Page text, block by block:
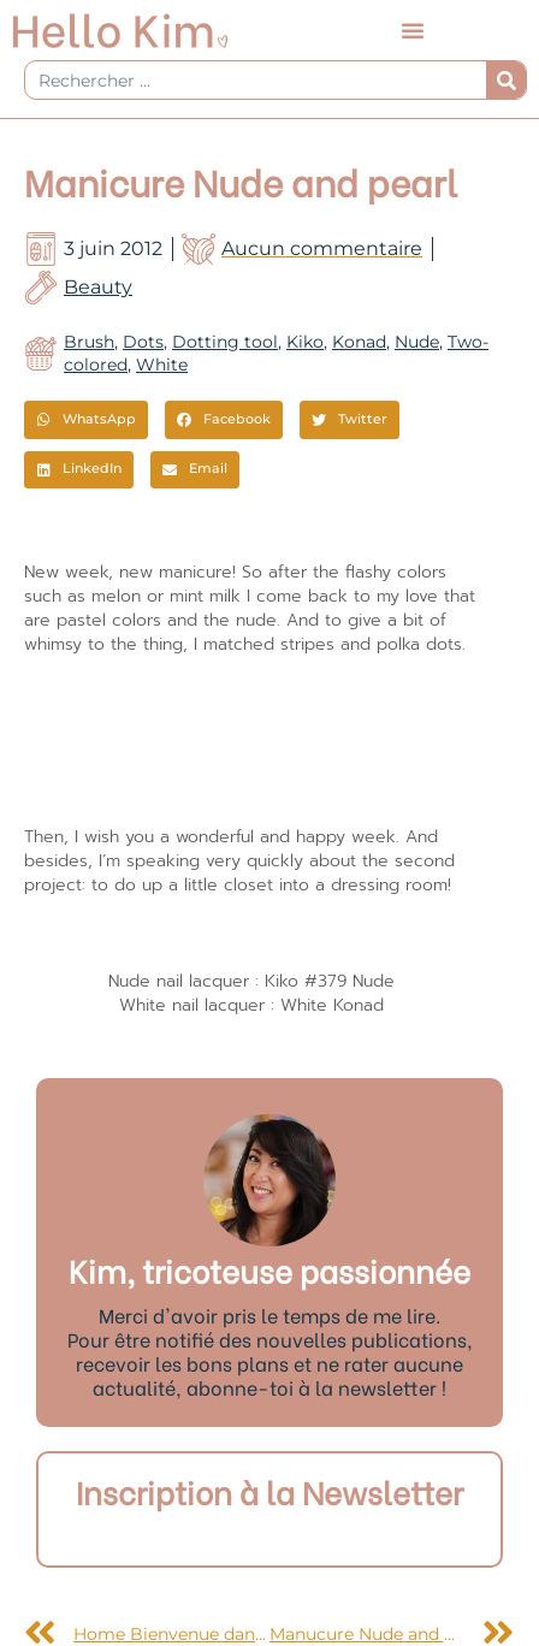
Aller
au
contenu
Rechercher
Manicure Nude and pearl
3 juin 2012
Aucun commentaire
Beauty
Brush, Dots, Dotting tool, Kiko, Konad, Nude, Two-
colored, White
WhatsApp Facebook Twitter
LinkedIn Email
New week, new manicure! So after the flashy colors
such as melon or mint milk I come back to my love that
are pastel colors and the nude. And to give a bit of
whimsy to the thing, I matched stripes and polka dots.
Then, I wish you a wonderful and happy week. And
besides, I’m speaking very quickly about the second
project: to do up a little closet into a dressing room!
Nude nail lacquer : Kiko #379 Nude
White nail lacquer : White Konad
Kim, tricoteuse passionnée
Merci d'avoir pris le temps de me lire.
Pour être notifié des nouvelles publications,
recevoir les bons plans et ne rater aucune
actualité, abonne-toi à la newsletter !
Inscription à la Newsletter
Home Bienvenue dans mon bureau coloré Manucure Nude and pearl